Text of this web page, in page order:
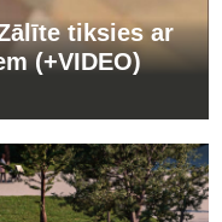
tiksies ar
(+VIDEO)